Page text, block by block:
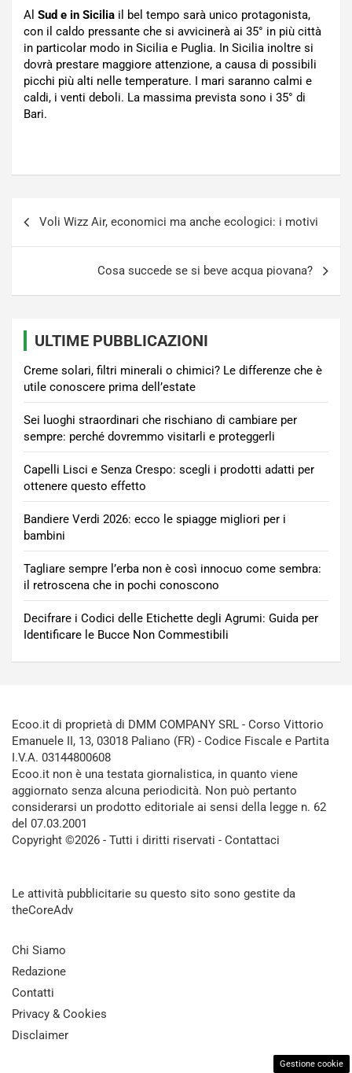
Al Sud e in Sicilia il bel tempo sarà unico protagonista,
con il caldo pressante che si avvicinerà ai 35° in più città
in particolar modo in Sicilia e Puglia. In Sicilia inoltre si
dovrà prestare maggiore attenzione, a causa di possibili
picchi più alti nelle temperature. I mari saranno calmi e
caldi, i venti deboli. La massima prevista sono i 35° di
Bari.
Voli Wizz Air, economici ma anche ecologici: i motivi
Cosa succede se si beve acqua piovana?
ULTIME PUBBLICAZIONI
Creme solari, filtri minerali o chimici? Le differenze che è
utile conoscere prima dell’estate
Sei luoghi straordinari che rischiano di cambiare per
sempre: perché dovremmo visitarli e proteggerli
Capelli Lisci e Senza Crespo: scegli i prodotti adatti per
ottenere questo effetto
Bandiere Verdi 2026: ecco le spiagge migliori per i
bambini
Tagliare sempre l’erba non è così innocuo come sembra:
il retroscena che in pochi conoscono
Decifrare i Codici delle Etichette degli Agrumi: Guida per
Identificare le Bucce Non Commestibili
Ecoo.it di proprietà di DMM COMPANY SRL - Corso Vittorio
Emanuele II, 13, 03018 Paliano (FR) - Codice Fiscale e Partita
I.V.A. 03144800608
Ecoo.it non è una testata giornalistica, in quanto viene
aggiornato senza alcuna periodicità. Non può pertanto
considerarsi un prodotto editoriale ai sensi della legge n. 62
del 07.03.2001
Copyright ©2026 - Tutti i diritti riservati - Contattaci
Le attività pubblicitarie su questo sito sono gestite da
theCoreAdv
Chi Siamo
Redazione
Contatti
Privacy & Cookies
Disclaimer
Gestione cookie